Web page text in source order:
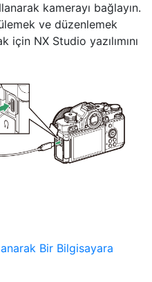
kamerayı bağlayın.
ve düzenlemek
NX Studio yazılımını
Bir Bilgisayara